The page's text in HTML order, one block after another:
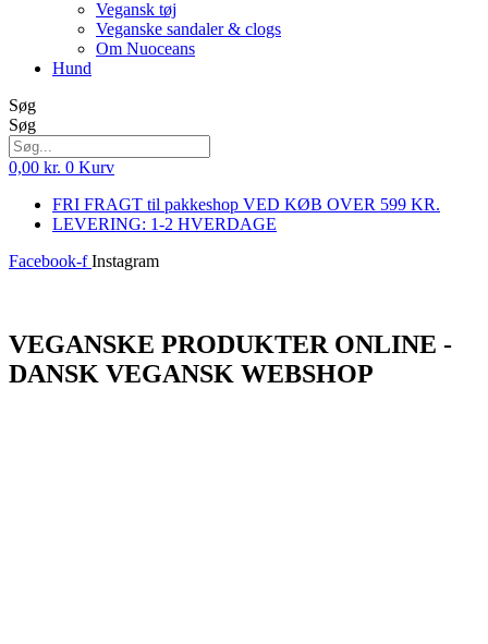
Vegansk tøj
Veganske sandaler & clogs
Om Nuoceans
Hund
Søg
Søg
0,00 kr. 0 Kurv
FRI FRAGT til pakkeshop VED KØB OVER 599 KR.
LEVERING: 1-2 HVERDAGE
Facebook-f Instagram
VEGANSKE PRODUKTER ONLINE -
DANSK VEGANSK WEBSHOP